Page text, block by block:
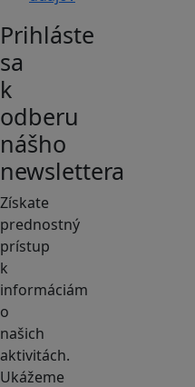
Prihláste
sa
k
odberu
nášho
newslettera
Získate
prednostný
prístup
k
informáciám
o
našich
aktivitách.
Ukážeme